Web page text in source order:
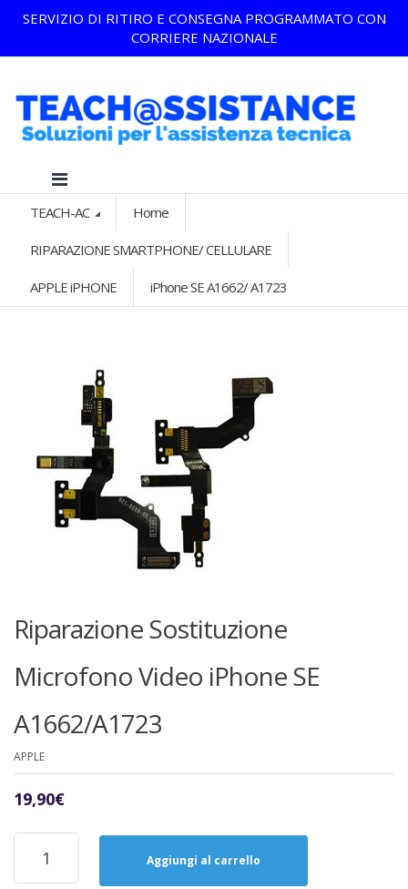
SERVIZIO DI RITIRO E CONSEGNA PROGRAMMATO CON
CORRIERE NAZIONALE
TEACH-AC Home
RIPARAZIONE SMARTPHONE/ CELLULARE
APPLE iPHONE iPhone SE A1662/ A1723
Riparazione Sostituzione
Microfono Video iPhone SE
A1662/A1723
APPLE
19,90€
Riparazione
Sostituzione
Microfono
Aggiungi al carrello